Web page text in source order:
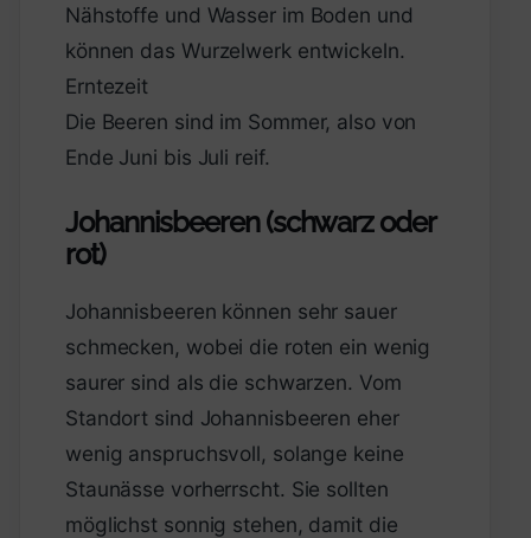
Nähstoffe und Wasser im Boden und
können das Wurzelwerk entwickeln.
Erntezeit
Die Beeren sind im Sommer, also von
Ende Juni bis Juli reif.
Johannisbeeren (schwarz oder
rot)
Johannisbeeren können sehr sauer
schmecken, wobei die roten ein wenig
saurer sind als die schwarzen. Vom
Standort sind Johannisbeeren eher
wenig anspruchsvoll, solange keine
Staunässe vorherrscht. Sie sollten
möglichst sonnig stehen, damit die